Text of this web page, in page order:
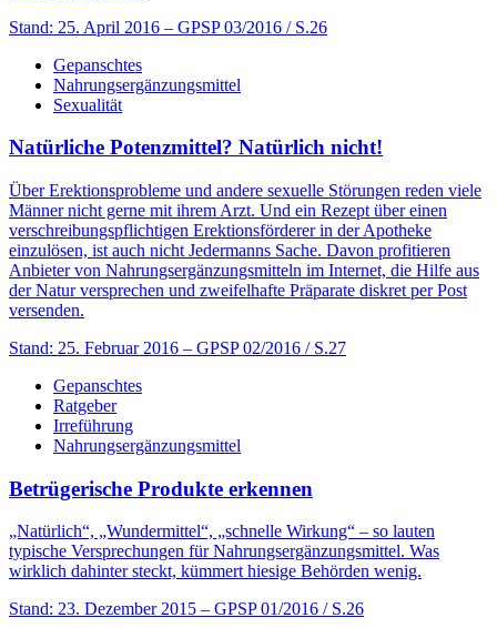
Stand: 25. April 2016 – GPSP 03/2016 / S.26
Gepanschtes
Nahrungsergänzungsmittel
Sexualität
Natürliche Potenzmittel? Natürlich nicht!
Über Erektionsprobleme und andere sexuelle Störungen reden viele
Männer nicht gerne mit ihrem Arzt. Und ein Rezept über einen
verschreibungspflichtigen Erektionsförderer in der Apotheke
einzulösen, ist auch nicht Jedermanns Sache. Davon profitieren
Anbieter von Nahrungsergänzungsmitteln im Internet, die Hilfe aus
der Natur versprechen und zweifelhafte Präparate diskret per Post
versenden.
Stand: 25. Februar 2016 – GPSP 02/2016 / S.27
Gepanschtes
Ratgeber
Irreführung
Nahrungsergänzungsmittel
Betrügerische Produkte erkennen
„Natürlich“, „Wundermittel“, „schnelle Wirkung“ – so lauten
typische Versprechungen für Nahrungsergänzungsmittel. Was
wirklich dahinter steckt, kümmert hiesige Behörden wenig.
Stand: 23. Dezember 2015 – GPSP 01/2016 / S.26